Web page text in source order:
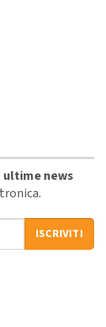
ultime news
ISCRIVITI